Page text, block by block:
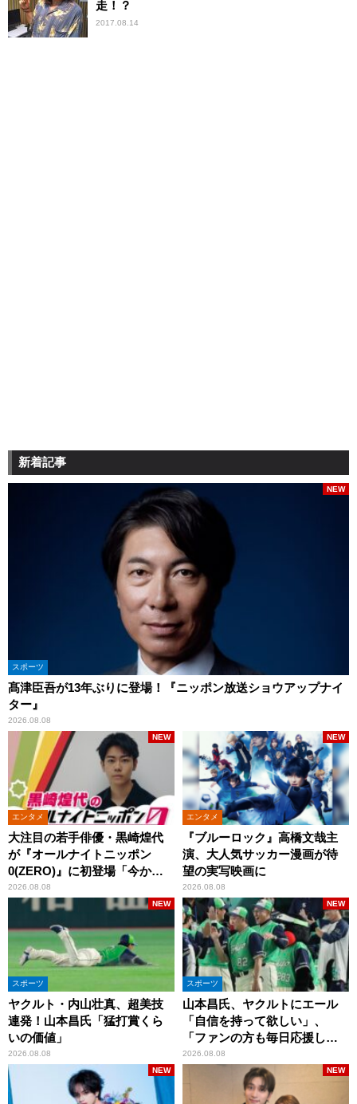
走！？
2017.08.14
新着記事
スポーツ
髙津臣吾が13年ぶりに登場！『ニッポン放送ショウアップナイ
ター』
2026.08.08
NEW
エンタメ
大注目の若手俳優・黒崎煌代
が『オールナイトニッポン
0(ZERO)』に初登場「今から
とてもワクワクしておりま
す！」
2026.08.08
NEW
エンタメ
『ブルーロック』高橋文哉主
演、大人気サッカー漫画が待
望の実写映画に
2026.08.08
NEW
スポーツ
ヤクルト・内山壮真、超美技
連発！山本昌氏「猛打賞くら
いの価値」
2026.08.08
NEW
スポーツ
山本昌氏、ヤクルトにエール
「自信を持って欲しい」、
「ファンの方も毎日応援して
くれています」
2026.08.08
NEW
NEW NEW